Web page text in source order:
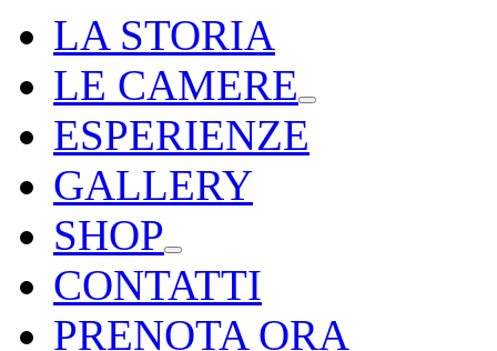
LA STORIA
LE CAMERE
ESPERIENZE
GALLERY
SHOP
CONTATTI
PRENOTA ORA